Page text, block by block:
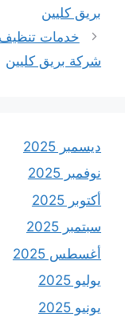
بريق كليين
خدمات تنظيف
شركة بريق كليين
ديسمبر 2025
نوفمبر 2025
أكتوبر 2025
سبتمبر 2025
أغسطس 2025
يوليو 2025
يونيو 2025